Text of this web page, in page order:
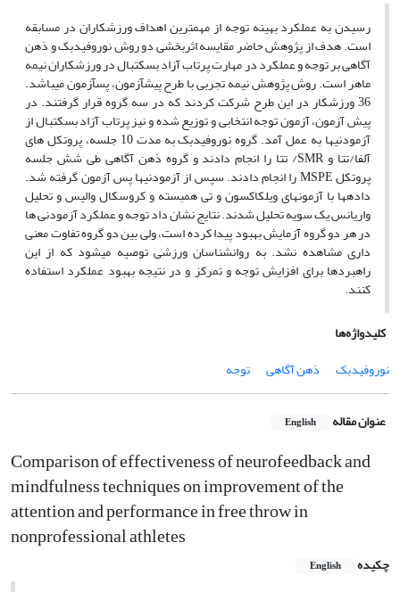
رسیدن به عملکرد بهینه توجه از مهم­ترین اهداف ورزشکاران در مسابقه
است. هدف از پژوهش حاضر مقایسه اثربخشی دو روش نوروفیدبک و ذهن
آگاهی بر توجه و عملکرد در مهارت پرتاب آزاد بسکتبال در ورزشکاران نیمه
ماهر است. روش پژوهش نیمه تجربی با طرح پیش­آزمون، پس­آزمون می­باشد.
36 ورزشکار در این طرح شرکت کردند که در سه گروه قرار گرفتند. در
پیش آزمون، آزمون توجه انتخابی و توزیع شده و نیز پرتاب آزاد بسکتبال از
آزمودنی­ها به عمل آمد. گروه نوروفیدبک به مدت 10 جلسه، پروتکل های
آلفا/تتا و SMR/ تتا را انجام دادند و گروه ذهن آگاهی طی شش جلسه
پروتکل MSPE را انجام دادند. سپس از آزمودنی­ها پس آزمون گرفته شد.
داده­ها با آزمون­های ویلکاکسون و تی همبسته و کروسکال والیس و تحلیل
واریانس یک سویه تحلیل شدند. نتایج نشان داد توجه و عملکرد آزمودنی ها
در هر دو گروه آزمایش بهبود پیدا کرده است، ولی بین دو گروه تفاوت معنی
داری مشاهده نشد. به روانشناسان ورزشی توصیه می­شود که از این
راهبردها برای افزایش توجه و تمرکز و در نتیجه بهبود عملکرد استفاده
کنند.
کلیدواژه‌ها
نوروفیدبک
ذهن آگاهی توجه
عنوان مقاله English
Comparison of effectiveness of neurofeedback and
mindfulness techniques on improvement of the
attention and performance in free throw in
nonprofessional athletes
چکیده English